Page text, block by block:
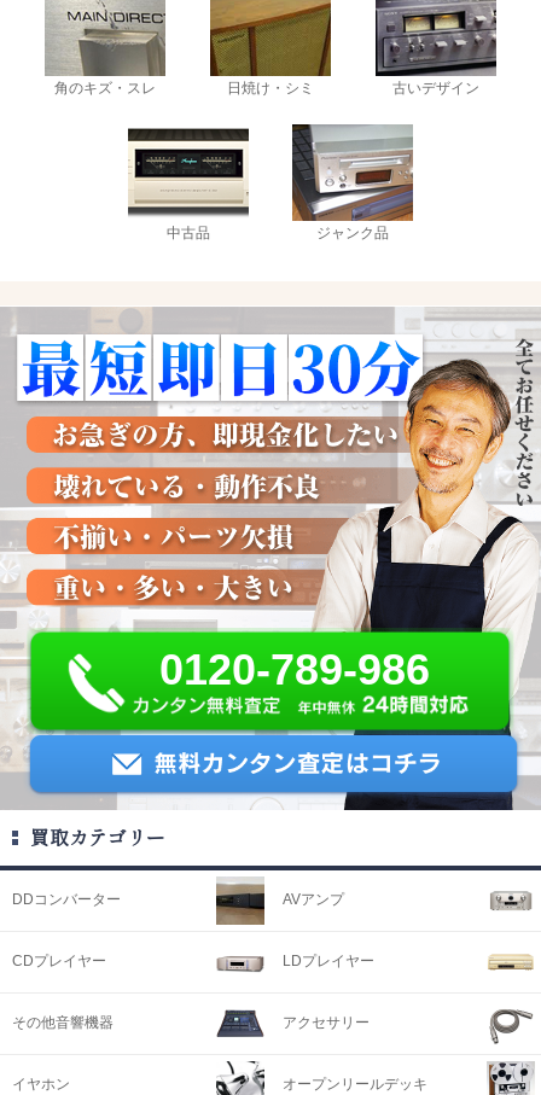
角のキズ・スレ 日焼け・シミ 古いデザイン
中古品 ジャンク品
0120-789-986
買取カテゴリー
DDコンバーター AVアンプ
CDプレイヤー LDプレイヤー
その他音響機器 アクセサリー
イヤホン オープンリールデッキ